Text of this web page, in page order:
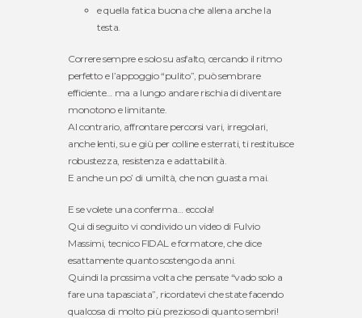
e quella fatica buona che allena anche la
testa.
Correre sempre e solo su asfalto, cercando il ritmo
perfetto e l’appoggio “pulito”, può sembrare
efficiente… ma a lungo andare rischia di diventare
monotono e limitante.
Al contrario, affrontare percorsi vari, irregolari,
anche lenti, su e giù per colline e sterrati, ti restituisce
robustezza, resistenza e adattabilità.
E anche un po’ di umiltà, che non guasta mai.
E se volete una conferma… eccola!
Qui di seguito vi condivido un video di Fulvio
Massimi, tecnico FIDAL e formatore, che dice
esattamente quanto sostengo da anni.
Quindi la prossima volta che pensate “vado solo a
fare una tapasciata”, ricordatevi che state facendo
qualcosa di molto più prezioso di quanto sembri!